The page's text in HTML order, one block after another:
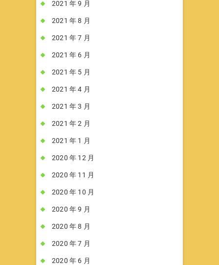
2021 年 9 月
2021 年 8 月
2021 年 7 月
2021 年 6 月
2021 年 5 月
2021 年 4 月
2021 年 3 月
2021 年 2 月
2021 年 1 月
2020 年 12 月
2020 年 11 月
2020 年 10 月
2020 年 9 月
2020 年 8 月
2020 年 7 月
2020 年 6 月